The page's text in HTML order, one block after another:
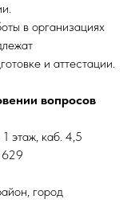
в организациях
и аттестации.
вопросов
этаж, каб. 4,5
629
город